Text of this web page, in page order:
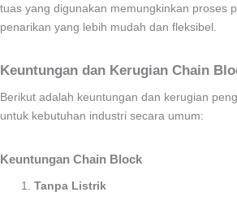
tuas yang digunakan memungkinkan proses
penarikan yang lebih mudah dan fleksibel.
Keuntungan dan Kerugian Chain
Berikut adalah keuntungan dan kerugian
untuk kebutuhan industri secara umum:
Keuntungan Chain Block
Tanpa Listrik